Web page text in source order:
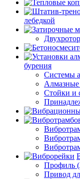
лебедкой
бурения
Системы
Алмазные
Стойки и
Профиль
Привод